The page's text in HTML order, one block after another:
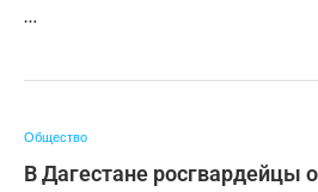
…
Общество
В Дагестане росгвардейцы